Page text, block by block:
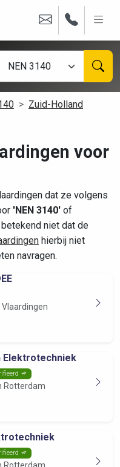
NEN 3140
Zuid-Holland
voor
dat ze volgens
'NEN 3140' of
niet dat de
hierbij niet
navragen.
Elektrotechniek
Rotterdam